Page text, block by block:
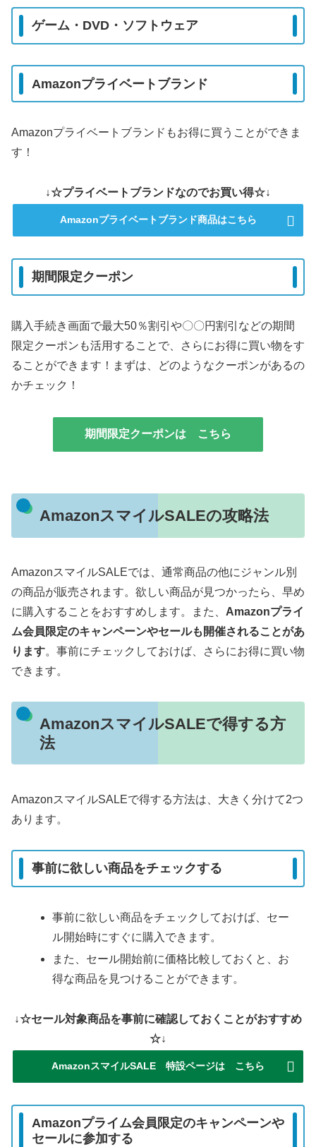
ゲーム・DVD・ソフトウェア
Amazonプライベートブランド
Amazonプライベートブランドもお得に買うことができま
す！
↓☆プライベートブランドなのでお買い得☆↓
Amazonプライベートブランド商品はこちら
期間限定クーポン
購入手続き画面で最大50％割引や〇〇円割引などの期間
限定クーポンも活用することで、さらにお得に買い物をす
ることができます！まずは、どのようなクーポンがあるの
かチェック！
期間限定クーポンは こちら
AmazonスマイルSALEの攻略法
AmazonスマイルSALEでは、通常商品の他にジャンル別
の商品が販売されます。欲しい商品が見つかったら、早め
に購入することをおすすめします。また、 Amazonプライ
ム会員限定のキャンペーンやセールも開催されることがあ
ります。事前にチェックしておけば、さらにお得に買い物
できます。
AmazonスマイルSALEで得する方
法
AmazonスマイルSALEで得する方法は、大きく分けて2つ
あります。
事前に欲しい商品をチェックする
事前に欲しい商品をチェックしておけば、セー
ル開始時にすぐに購入できます。
また、セール開始前に価格比較しておくと、お
得な商品を見つけることができます。
↓☆セール対象商品を事前に確認しておくことがおすすめ
☆↓
AmazonスマイルSALE 特設ページは こちら
Amazonプライム会員限定のキャンペーンや
セールに参加する